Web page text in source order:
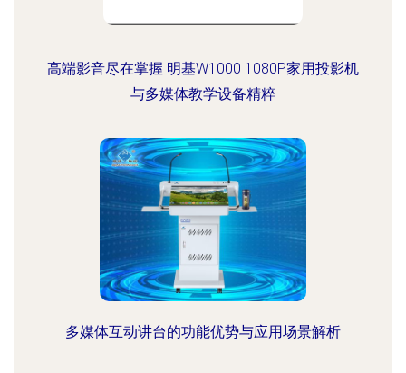
高端影音尽在掌握 明基W1000 1080P家用投影机
与多媒体教学设备精粹
多媒体互动讲台的功能优势与应用场景解析